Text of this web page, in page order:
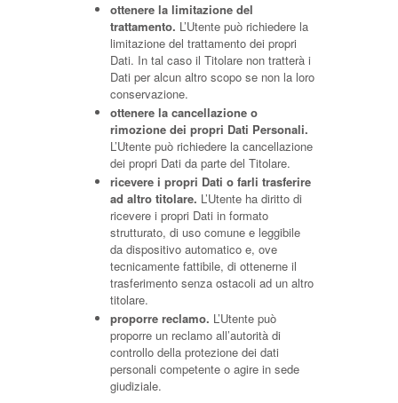
ottenere la limitazione del
trattamento. L’Utente può richiedere la
limitazione del trattamento dei propri
Dati. In tal caso il Titolare non tratterà i
Dati per alcun altro scopo se non la loro
conservazione.
ottenere la cancellazione o
rimozione dei propri Dati Personali.
L’Utente può richiedere la cancellazione
dei propri Dati da parte del Titolare.
ricevere i propri Dati o farli trasferire
ad altro titolare. L’Utente ha diritto di
ricevere i propri Dati in formato
strutturato, di uso comune e leggibile
da dispositivo automatico e, ove
tecnicamente fattibile, di ottenerne il
trasferimento senza ostacoli ad un altro
titolare.
proporre reclamo. L’Utente può
proporre un reclamo all’autorità di
controllo della protezione dei dati
personali competente o agire in sede
giudiziale.